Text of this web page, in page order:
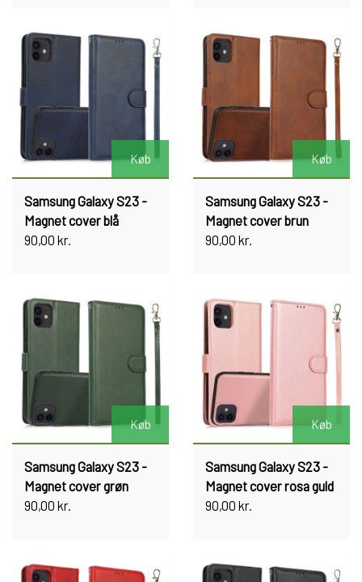
Køb
Samsung Galaxy S23 -
Magnet cover blå
90,00 kr.
Køb
Samsung Galaxy S23 -
Magnet cover brun
90,00 kr.
Køb
Samsung Galaxy S23 -
Magnet cover grøn
90,00 kr.
Køb
Samsung Galaxy S23 -
Magnet cover rosa guld
90,00 kr.